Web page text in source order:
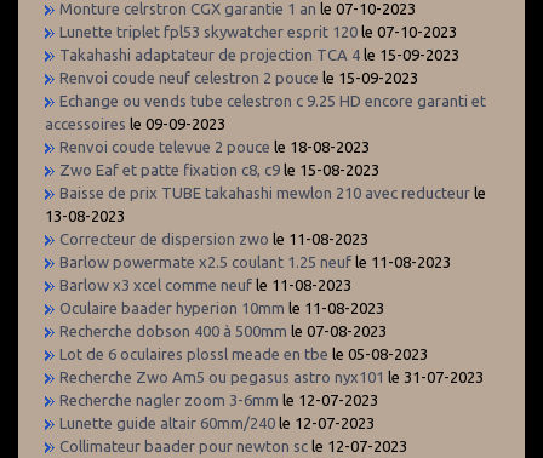
Monture celrstron CGX garantie 1 an le 07-10-2023
Lunette triplet fpl53 skywatcher esprit 120 le 07-10-2023
Takahashi adaptateur de projection TCA 4 le 15-09-2023
Renvoi coude neuf celestron 2 pouce le 15-09-2023
Echange ou vends tube celestron c 9.25 HD encore garanti et
accessoires le 09-09-2023
Renvoi coude televue 2 pouce le 18-08-2023
Zwo Eaf et patte fixation c8, c9 le 15-08-2023
Baisse de prix TUBE takahashi mewlon 210 avec reducteur le
13-08-2023
Correcteur de dispersion zwo le 11-08-2023
Barlow powermate x2.5 coulant 1.25 neuf le 11-08-2023
Barlow x3 xcel comme neuf le 11-08-2023
Oculaire baader hyperion 10mm le 11-08-2023
Recherche dobson 400 à 500mm le 07-08-2023
Lot de 6 oculaires plossl meade en tbe le 05-08-2023
Recherche Zwo Am5 ou pegasus astro nyx101 le 31-07-2023
Recherche nagler zoom 3-6mm le 12-07-2023
Lunette guide altair 60mm/240 le 12-07-2023
Collimateur baader pour newton sc le 12-07-2023